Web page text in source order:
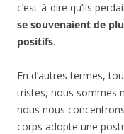
c’est-à-dire qu’ils
se souvenaient de
positifs.
En d’autres termes,
tristes, nous sommes
nous nous
corps adopte une